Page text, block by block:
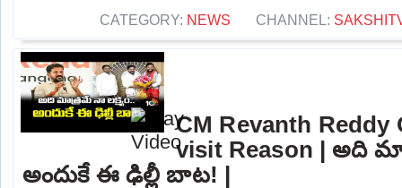
CATEGORY: NEWS CHANNEL:
CM Revanth Reddy
visit Reason | అది
అందుకే ఈ ఢిల్లీ బాట! |